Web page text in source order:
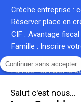
Continuer sans accepter
Salut c'est nous...
Crèche entreprise :
Réserver place en
CIF : Avantage
Famille : Inscrire
Famille : Trouver
Famille : Simuler le
Qu'est-ce qu'une